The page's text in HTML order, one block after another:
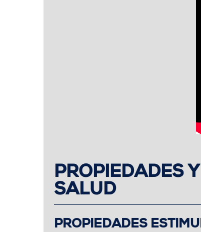
PROPIEDADES
SALUD
PROPIEDADES